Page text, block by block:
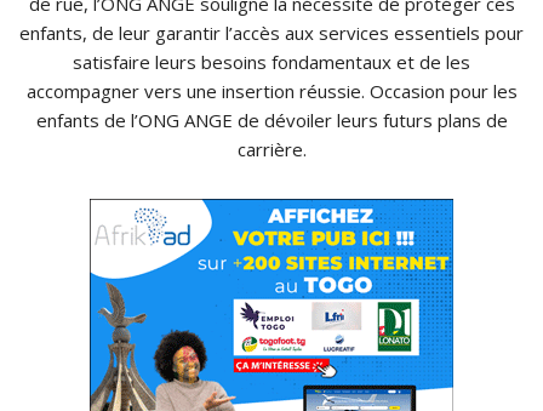
enfants, de leur garantir l’accès aux services essentiels pour
satisfaire leurs besoins fondamentaux et de les
accompagner vers une insertion réussie. Occasion pour les
enfants de l’ONG ANGE de dévoiler leurs futurs plans de
carrière.